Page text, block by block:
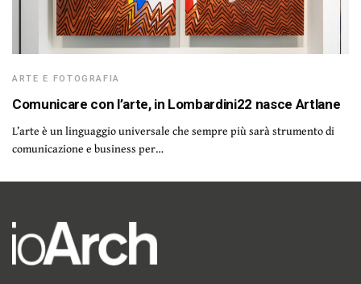
ARTE E FOTOGRAFIA
Comunicare con l’arte, in Lombardini22 nasce Artlane
L’arte è un linguaggio universale che sempre più sarà strumento di
comunicazione e business per…